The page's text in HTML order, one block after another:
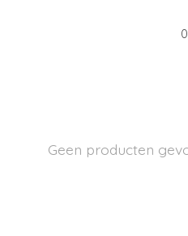
Geen producten